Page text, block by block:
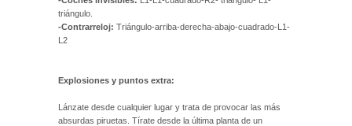
triángulo.
-Contrarreloj: Triángulo-arriba-derecha-abajo-cuadrado-L1-
L2
Explosiones y puntos extra:
Lánzate desde cualquier lugar y trata de provocar las más
absurdas piruetas. Tírate desde la última planta de un